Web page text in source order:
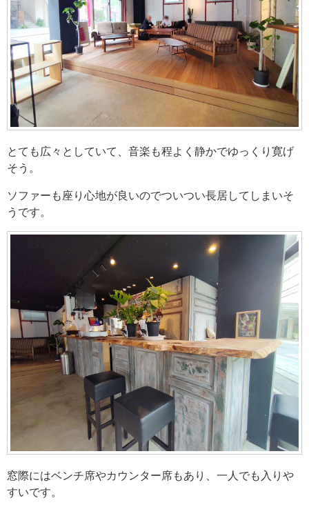
とても広々としていて、音楽も程よく静かでゆっくり寛げ
そう。
ソファーも座り心地が良いのでついつい長居してしまいそ
うです。
窓際にはベンチ席やカウンター席もあり、一人でも入りや
すいです。